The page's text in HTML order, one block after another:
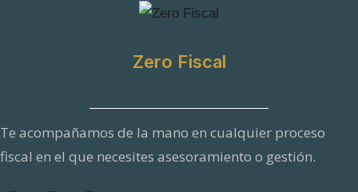
Zero Fiscal
Te acompañamos de la mano en cualquier proceso
fiscal en el que necesites asesoramiento o gestión.